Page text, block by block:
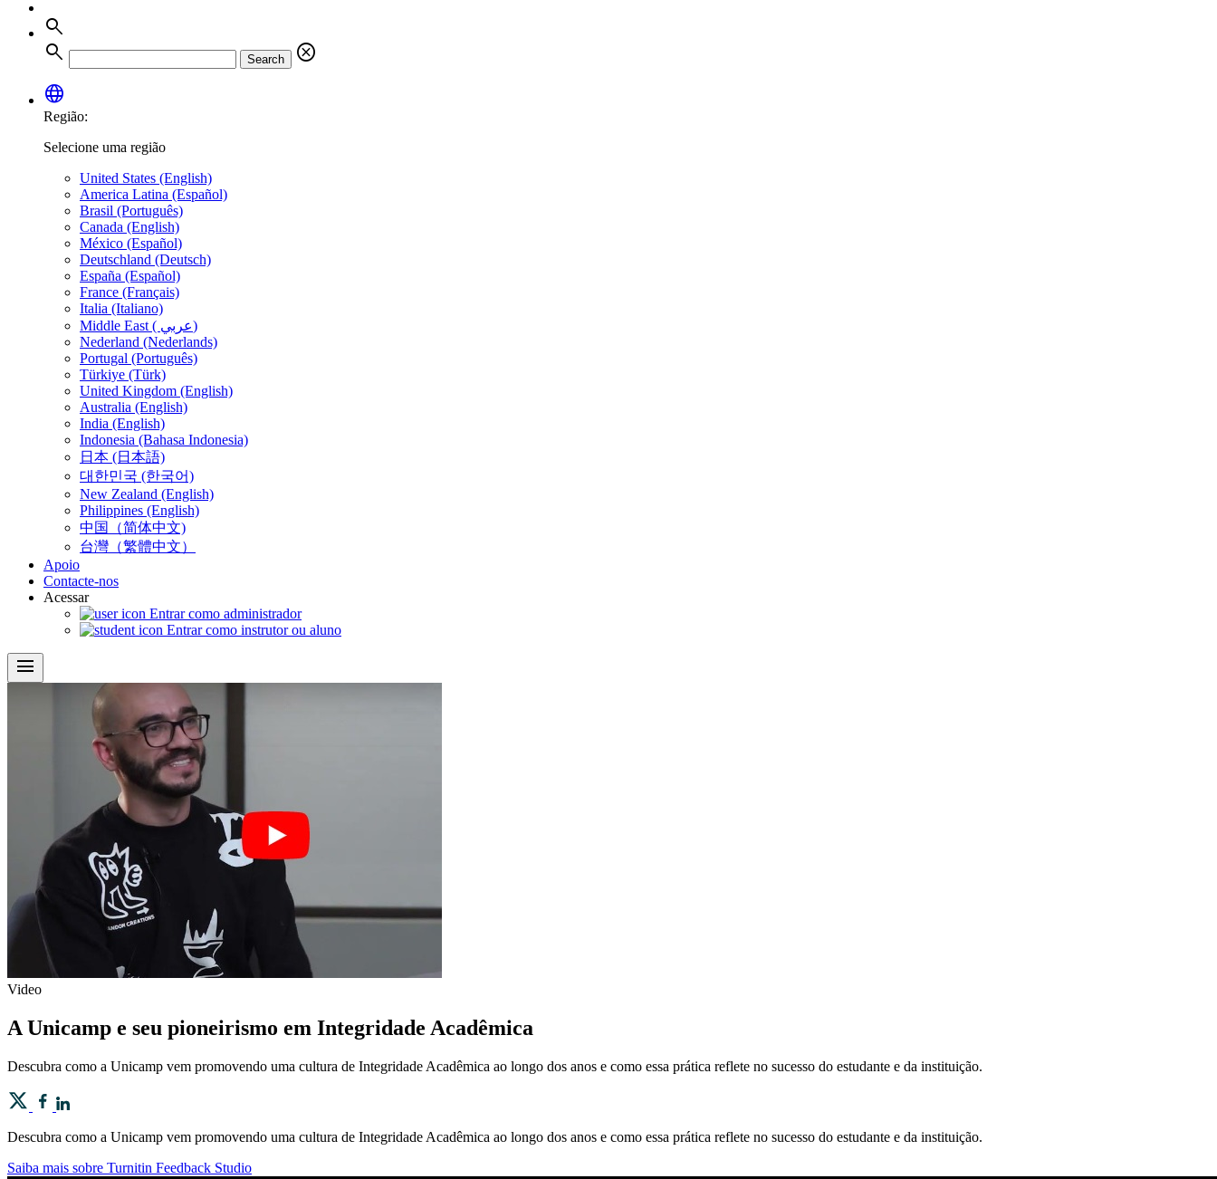
search
search
Search
cancel
language
Região:
Selecione uma região
United States (English)
America Latina (Español)
Brasil (Português)
Canada (English)
México (Español)
Deutschland (Deutsch)
España (Español)
France (Français)
Italia (Italiano)
Middle East ( عربي)
Nederland (Nederlands)
Portugal (Português)
Türkiye (Türk)
United Kingdom (English)
Australia (English)
India (English)
Indonesia (Bahasa Indonesia)
日本 (日本語)
대한민국 (한국어)
New Zealand (English)
Philippines (English)
中国（简体中文)
台灣（繁體中文）
Apoio
Contacte-nos
Acessar
Entrar como administrador
Entrar como instrutor ou aluno
menu
Video
A Unicamp e seu pioneirismo em Integridade Acadêmica
Descubra como a Unicamp vem promovendo uma cultura de Integridade Acadêmica ao longo dos anos e como essa prática reflete no sucesso do estudante e da instituição.
Descubra como a Unicamp vem promovendo uma cultura de Integridade Acadêmica ao longo dos anos e como essa prática reflete no sucesso do estudante e da instituição.
Saiba mais sobre Turnitin Feedback Studio